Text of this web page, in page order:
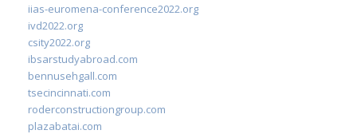
iias-euromena-conference2022.org
ivd2022.org
csity2022.org
ibsarstudyabroad.com
bennusehgall.com
tsecincinnati.com
roderconstructiongroup.com
plazabatai.com